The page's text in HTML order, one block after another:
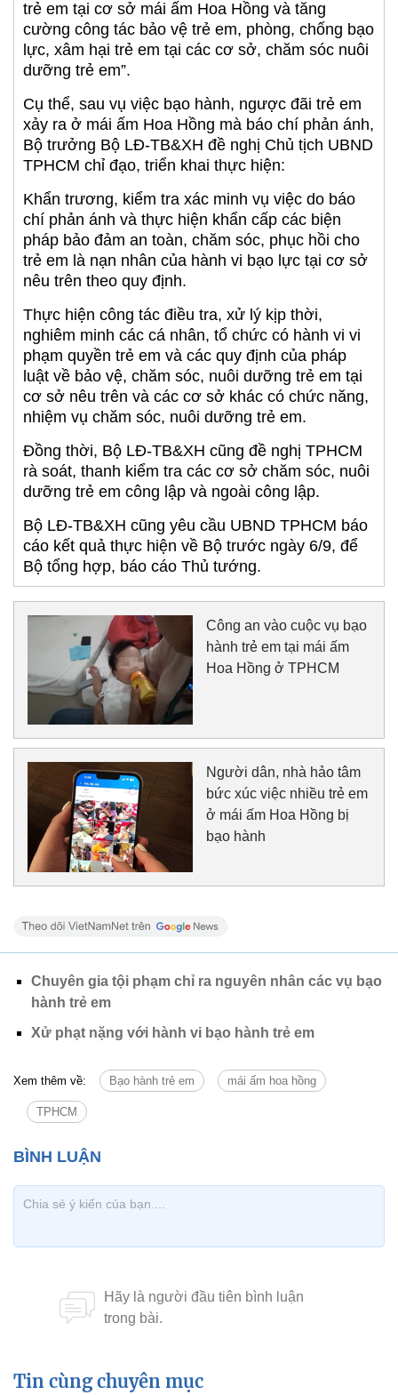
trẻ em tại cơ sở mái ấm Hoa Hồng và tăng
cường công tác bảo vệ trẻ em, phòng, chống bạo
lực, xâm hại trẻ em tại các cơ sở, chăm sóc nuôi
dưỡng trẻ em”.
Cụ thể, sau vụ việc bạo hành, ngược đãi trẻ em
xảy ra ở mái ấm Hoa Hồng mà báo chí phản ánh,
Bộ trưởng Bộ LĐ-TB&XH đề nghị Chủ tịch UBND
TPHCM chỉ đạo, triển khai thực hiện:
Khẩn trương, kiểm tra xác minh vụ việc do báo
chí phản ánh và thực hiện khẩn cấp các biện
pháp bảo đảm an toàn, chăm sóc, phục hồi cho
trẻ em là nạn nhân của hành vi bạo lực tại cơ sở
nêu trên theo quy định.
Thực hiện công tác điều tra, xử lý kịp thời,
nghiêm minh các cá nhân, tổ chức có hành vi vi
phạm quyền trẻ em và các quy định của pháp
luật về bảo vệ, chăm sóc, nuôi dưỡng trẻ em tại
cơ sở nêu trên và các cơ sở khác có chức năng,
nhiệm vụ chăm sóc, nuôi dưỡng trẻ em.
Đồng thời, Bộ LĐ-TB&XH cũng đề nghị TPHCM
rà soát, thanh kiểm tra các cơ sở chăm sóc, nuôi
dưỡng trẻ em công lập và ngoài công lập.
Bộ LĐ-TB&XH cũng yêu cầu UBND TPHCM báo
cáo kết quả thực hiện về Bộ trước ngày 6/9, để
Bộ tổng hợp, báo cáo Thủ tướng.
Công an vào cuộc vụ bạo
hành trẻ em tại mái ấm
Hoa Hồng ở TPHCM
Người dân, nhà hảo tâm
bức xúc việc nhiều trẻ em
ở mái ấm Hoa Hồng bị
bạo hành
Chuyên gia tội phạm chỉ ra nguyên nhân các vụ bạo
hành trẻ em
Xử phạt nặng với hành vi bạo hành trẻ em
Xem thêm về: Bạo hành trẻ em mái ấm hoa hồng
TPHCM
Tin cùng chuyên mục